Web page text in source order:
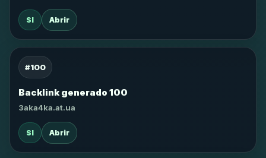
SI Abrir
#100
Backlink generado 100
3aka4ka.at.ua
SI Abrir